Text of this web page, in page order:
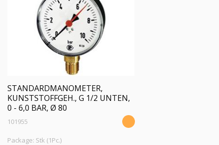
STANDARDMANOMETER,
KUNSTSTOFFGEH., G 1/2 UNTEN,
0 - 6,0 BAR, Ø 80
101955
Package: Stk (1Pc.)